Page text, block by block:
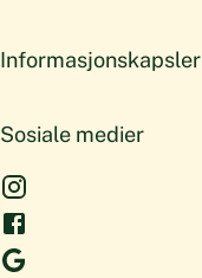
Informasjonskapsler
Sosiale medier